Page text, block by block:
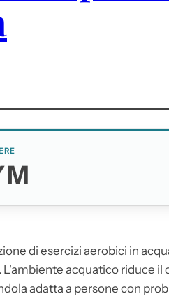
di esercizi aerobici in
acquatico riduce il
adatta a persone con